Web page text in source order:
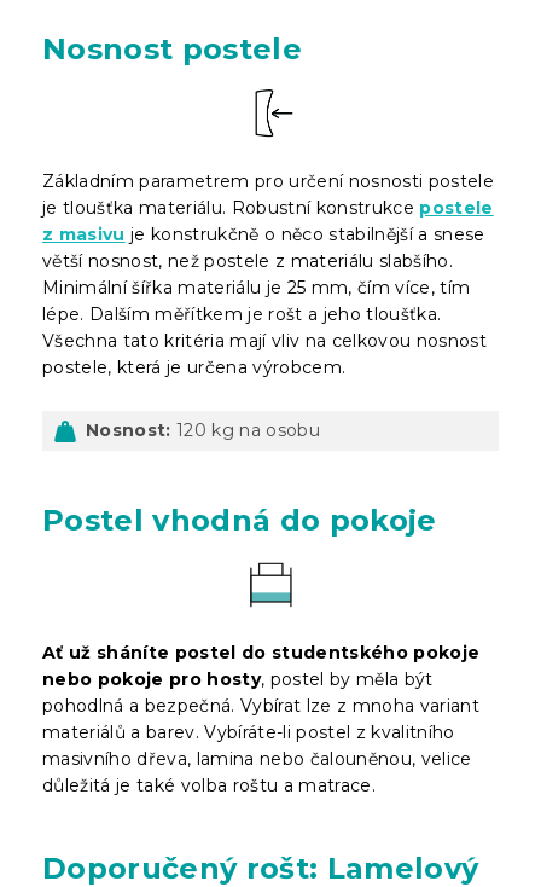
Nosnost postele
Základním parametrem pro určení nosnosti postele
je tloušťka materiálu. Robustní konstrukce postele
z masivu je konstrukčně o něco stabilnější a snese
větší nosnost, než postele z materiálu slabšího.
Minimální šířka materiálu je 25 mm, čím více, tím
lépe. Dalším měřítkem je rošt a jeho tloušťka.
Všechna tato kritéria mají vliv na celkovou nosnost
postele, která je určena výrobcem.
Nosnost: 120 kg na osobu
Postel vhodná do pokoje
Ať už sháníte postel do studentského pokoje
nebo pokoje pro hosty, postel by měla být
pohodlná a bezpečná. Vybírat lze z mnoha variant
materiálů a barev. Vybíráte-li postel z kvalitního
masivního dřeva, lamina nebo čalouněnou, velice
důležitá je také volba roštu a matrace.
Doporučený rošt: Lamelový